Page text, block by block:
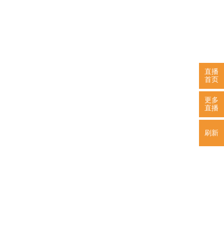
直播
首页
更多
直播
刷新